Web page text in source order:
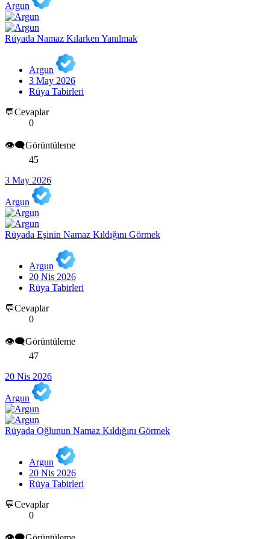
Argun
Rüyada Namaz Kılarken Yanılmak
Argun
3 May 2026
Rüya Tabirleri
💬Cevaplar
0
👁️‍🗨️Görüntüleme
45
3 May 2026
Argun
Rüyada Eşinin Namaz Kıldığını Görmek
Argun
20 Nis 2026
Rüya Tabirleri
💬Cevaplar
0
👁️‍🗨️Görüntüleme
47
20 Nis 2026
Argun
Rüyada Oğlunun Namaz Kıldığını Görmek
Argun
20 Nis 2026
Rüya Tabirleri
💬Cevaplar
0